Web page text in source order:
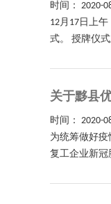
时间： 2020-
12月17日上
式。 授牌仪
关于黟县
时间： 2020-
为统筹做好
复工企业新